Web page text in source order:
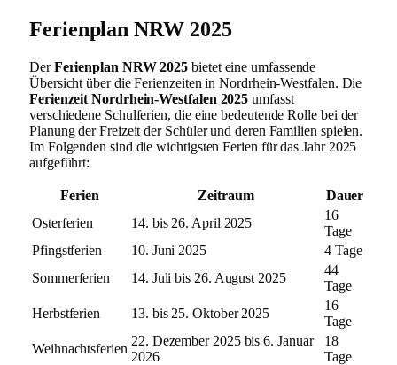
Ferienplan NRW 2025
DerFerienplan NRW 2025 bietet eine umfassende
Übersicht über die Ferienzeiten in Nordrhein-Westfalen. Die
Ferienzeit Nordrhein-Westfalen 2025 umfasst
verschiedene Schulferien, die eine bedeutende Rolle bei der
Planung der Freizeit der Schüler und deren Familien spielen.
Im Folgenden sind die wichtigsten Ferien für das Jahr 2025
aufgeführt:
Ferien Zeitraum
Dauer
Osterferien
14. bis 26. April 2025
16
Tage
Pfingstferien
10. Juni 2025
4 Tage
Sommerferien
14. Juli bis 26. August 2025
44
Tage
Herbstferien
13. bis 25. Oktober 2025
16
Tage
Weihnachtsferien
22. Dezember 2025 bis 6. Januar
2026
18
Tage